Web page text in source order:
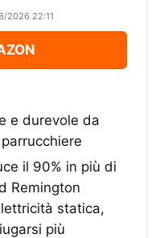
2026 22:11
e durevole da
il 90% in più di
Remington
statica,
più